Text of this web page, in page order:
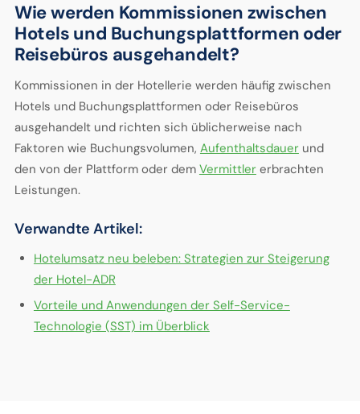
Wie werden Kommissionen zwischen
Hotels und Buchungsplattformen oder
Reisebüros ausgehandelt?
Kommissionen in der Hotellerie werden häufig zwischen
Hotels und Buchungsplattformen oder Reisebüros
ausgehandelt und richten sich üblicherweise nach
Faktoren wie Buchungsvolumen, Aufenthaltsdauer und
den von der Plattform oder dem Vermittler erbrachten
Leistungen.
Verwandte Artikel:
Hotelumsatz neu beleben: Strategien zur Steigerung
der Hotel-ADR
Vorteile und Anwendungen der Self-Service-
Technologie (SST) im Überblick